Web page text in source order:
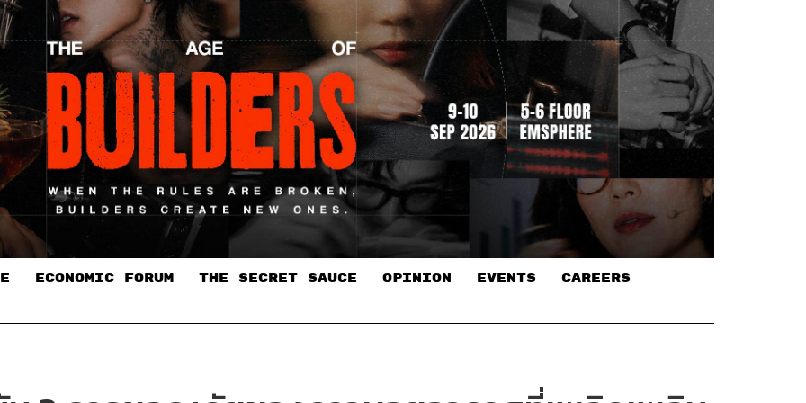
ECONOMIC FORUM THE SECRET SAUCE​ OPINION EVENTS CAREERS